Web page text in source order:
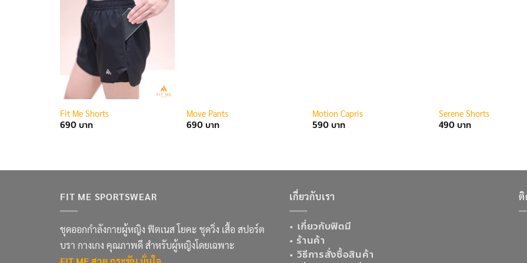
Fit Me Shorts
690
Move Pants
690
Motion Capris
590
Serene Shorts
490
FIT ME SPORTSWEAR
ชุดออกกำลังกายผู้หญิง ฟิตเนส โยคะ ชุดวิ่ง เสื้อ สปอร์ต
บรา กางเกง คุณภาพดี สำหรับผู้หญิงโดยเฉพาะ
เกี่ยวกับเรา
• เกี่ยวกับฟิตมี
• ร้านค้า
•วิธีการสั่งซื้อสินค้า
ติ